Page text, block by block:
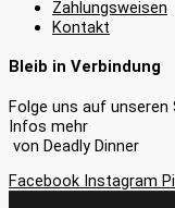
Zahlungsweisen
Kontakt
Bleib in Verbindung
Folge uns auf unseren
Infos mehr
von Deadly Dinner
Facebook Instagram